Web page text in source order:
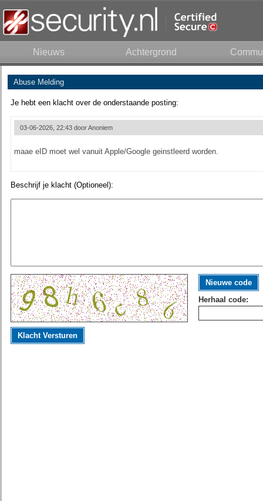
Nieuws Achtergrond
Abuse Melding
Je hebt een klacht over de onderstaande posting:
03-06-2026, 22:43 doorAnoniem
maae eID moet wel vanuit Apple/Google geinstleerd worden.
Beschrijf je klacht (Optioneel):
Nieuwe code
Herhaal code:
Klacht Versturen